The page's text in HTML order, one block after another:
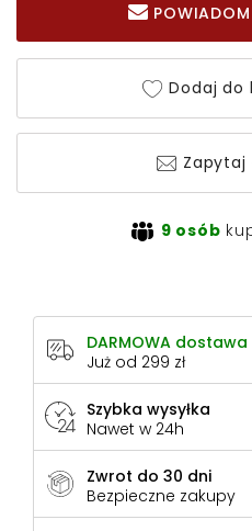
Dodaj do
Zapytaj
9 osób
DARMOWA dostawa
Już od 299 zł
Szybka wysyłka
Nawet w 24h
Zwrot do 30 dni
Bezpieczne zakupy